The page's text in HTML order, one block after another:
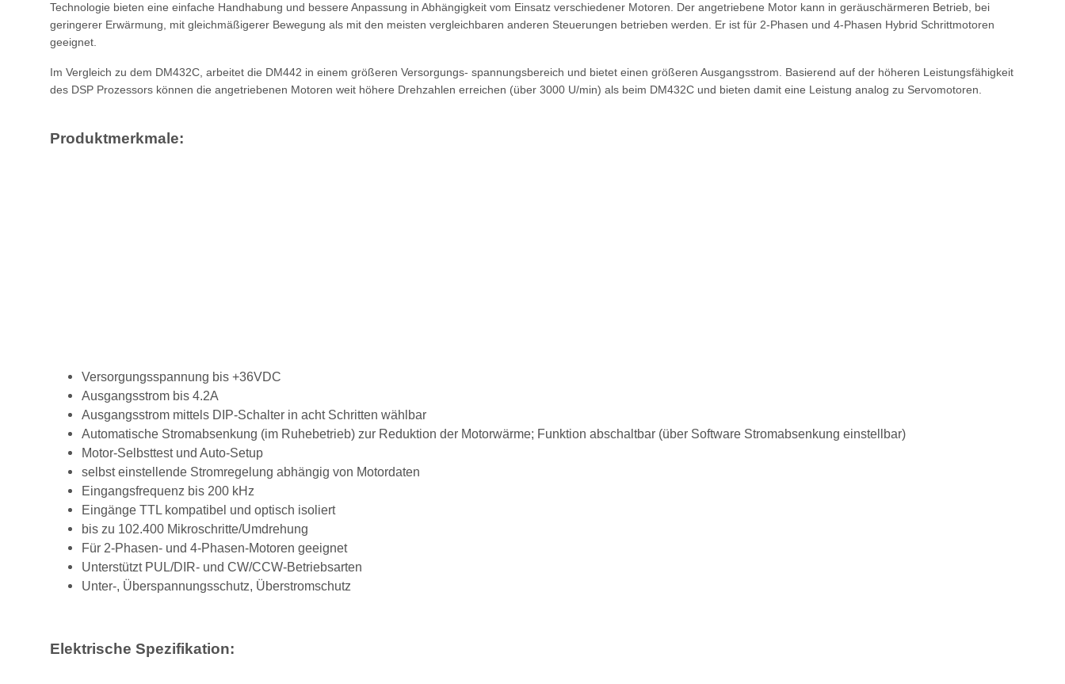
Technologie bieten eine einfache Handhabung und bessere Anpassung in Abhängigkeit vom Einsatz verschiedener Motoren. Der angetriebene Motor kann in geräuschärmeren Betrieb, bei
geringerer Erwärmung, mit gleichmäßigerer Bewegung als mit den meisten vergleichbaren anderen Steuerungen betrieben werden. Er ist für 2-Phasen und 4-Phasen Hybrid Schrittmotoren
geeignet.
Im Vergleich zu dem DM432C, arbeitet die DM442 in einem größeren Versorgungs- spannungsbereich und bietet einen größeren Ausgangsstrom. Basierend auf der höheren Leistungsfähigkeit
des DSP Prozessors können die angetriebenen Motoren weit höhere Drehzahlen erreichen (über 3000 U/min) als beim DM432C und bieten damit eine Leistung analog zu Servomotoren.
Produktmerkmale:
Versorgungsspannung bis +36VDC
Ausgangsstrom bis 4.2A
Ausgangsstrom mittels DIP-Schalter in acht Schritten wählbar
Automatische Stromabsenkung (im Ruhebetrieb) zur Reduktion der Motorwärme; Funktion abschaltbar (über Software Stromabsenkung einstellbar)
Motor-Selbsttest und Auto-Setup
selbst einstellende Stromregelung abhängig von Motordaten
Eingangsfrequenz bis 200 kHz
Eingänge TTL kompatibel und optisch isoliert
bis zu 102.400 Mikroschritte/Umdrehung
Für 2-Phasen- und 4-Phasen-Motoren geeignet
Unterstützt PUL/DIR- und CW/CCW-Betriebsarten
Unter-, Überspannungsschutz, Überstromschutz
Elektrische Spezifikation: